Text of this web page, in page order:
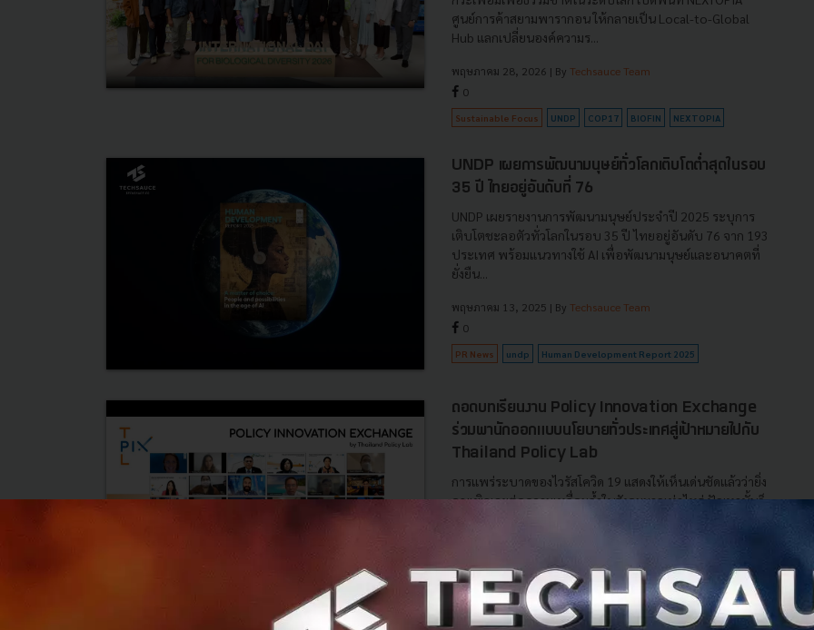
ศูนย์การค้าสยามพารากอน ให้กลายเป็น Local-to-Global
Hub แลกเปลี่ยนองค์ความร...
พฤษภาคม 28, 2026 | By Techsauce Team
0
Sustainable Focus UNDP COP17 BIOFIN NEXTOPIA
UNDP เผยการพัฒนามนุษย์ทั่วโลกเติบโตต่ำสุดในรอบ
35 ปี ไทยอยู่อันดับที่ 76
UNDP เผยรายงานการพัฒนามนุษย์ประจำปี 2025 ระบุการ
เติบโตชะลอตัวทั่วโลกในรอบ 35 ปี ไทยอยู่อันดับ 76 จาก 193
ประเทศ พร้อมแนวทางใช้ AI เพื่อพัฒนามนุษย์และอนาคตที่
ยั่งยืน...
พฤษภาคม 13, 2025 | By Techsauce Team
0
PR News undp Human Development Report 2025
ถอดบทเรียนงาน Policy Innovation Exchange
ร่วมพานักออกแบบนโยบายทั่วประเทศสู่เป้าหมายไปกับ
Thailand Policy Lab
การแพร่ระบาดของไวรัสโควิด 19 แสดงให้เห็นเด่นชัดแล้วว่ายิ่ง
คุณเพิกเฉยต่อความเหลื่อมล้ำในสังคมมากเท่าไหร่ ปัญหานั้นก็
ธันวาคม 11, 2021| ByTechsauce Team
38
Tech & Biz undp thailand-policy-lab